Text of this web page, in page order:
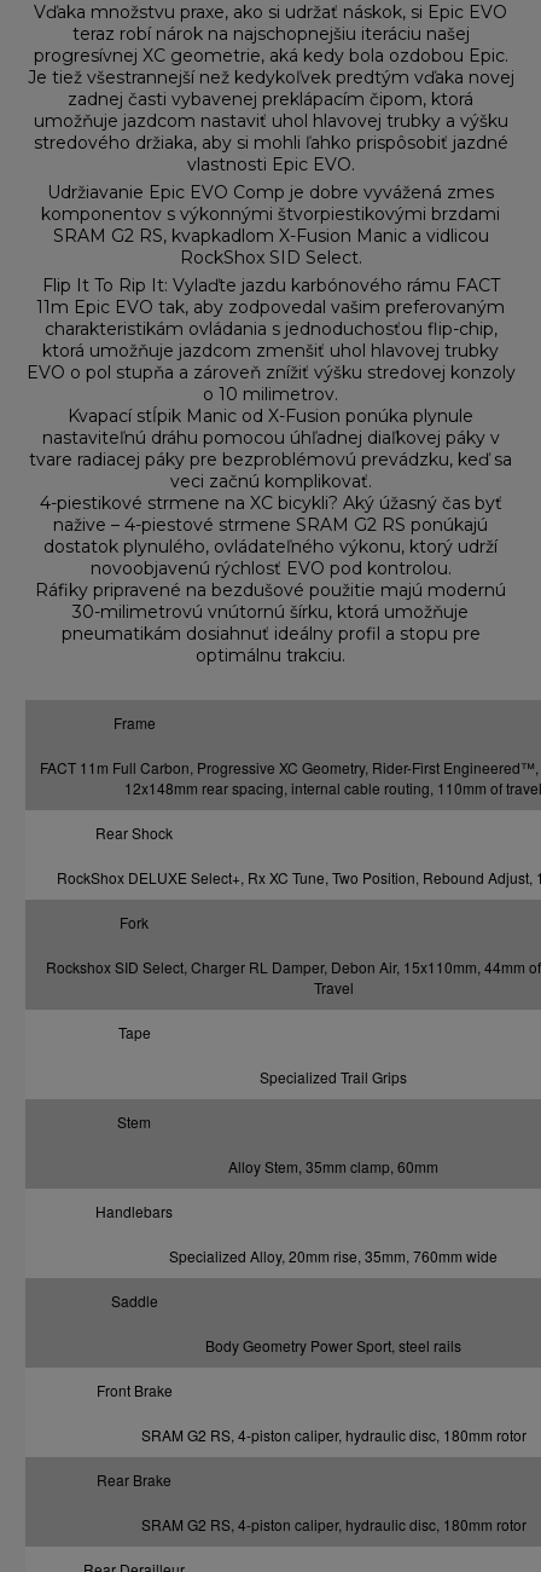
Vďaka množstvu praxe, ako si udržať náskok, si Epic EVO
teraz robí nárok na najschopnejšiu iteráciu našej
progresívnej XC geometrie, aká kedy bola ozdobou Epic.
Je tiež všestrannejší než kedykoľvek predtým vďaka novej
zadnej časti vybavenej preklápacím čipom, ktorá
umožňuje jazdcom nastaviť uhol hlavovej trubky a výšku
stredového držiaka, aby si mohli ľahko prispôsobiť jazdné
vlastnosti Epic EVO.
Udržiavanie Epic EVO Comp je dobre vyvážená zmes
komponentov s výkonnými štvorpiestikovými brzdami
SRAM G2 RS, kvapkadlom X-Fusion Manic a vidlicou
RockShox SID Select.
Flip It To Rip It: Vylaďte jazdu karbónového rámu FACT
11m Epic EVO tak, aby zodpovedal vašim preferovaným
charakteristikám ovládania s jednoduchosťou flip-chip,
ktorá umožňuje jazdcom zmenšiť uhol hlavovej trubky
EVO o pol stupňa a zároveň znížiť výšku stredovej konzoly
o 10 milimetrov.
Kvapací stĺpik Manic od X-Fusion ponúka plynule
nastaviteľnú dráhu pomocou úhľadnej diaľkovej páky v
tvare radiacej páky pre bezproblémovú prevádzku, keď sa
veci začnú komplikovať.
4-piestikové strmene na XC bicykli? Aký úžasný čas byť
nažive – 4-piestové strmene SRAM G2 RS ponúkajú
dostatok plynulého, ovládateľného výkonu, ktorý udrží
novoobjavenú rýchlosť EVO pod kontrolou.
Ráfiky pripravené na bezdušové použitie majú modernú
30-milimetrovú vnútornú šírku, ktorá umožňuje
pneumatikám dosiahnuť ideálny profil a stopu pre
optimálnu trakciu.
Frame
FACT 11m Full Carbon, Progressive XC Geometry, Rider-First
12x148mm rear spacing, internal cable routing, 110mm of
Rear Shock
RockShox DELUXE Select+, Rx XC Tune, Two Position, Rebound Adjust,
Fork
Rockshox SID Select, Charger RL Damper, Debon Air, 15x110mm, 44mm
Travel
Tape
Specialized Trail Grips
Stem
Alloy Stem, 35mm clamp, 60mm
Handlebars
Specialized Alloy, 20mm rise, 35mm, 760mm wide
Saddle
Body Geometry Power Sport, steel rails
Front Brake
SRAM G2 RS, 4-piston caliper, hydraulic disc, 180mm rotor
Rear Brake
SRAM G2 RS, 4-piston caliper, hydraulic disc, 180mm rotor